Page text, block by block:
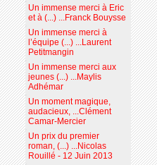
Un immense merci à Eric
et à (...) ...Franck Bouysse
Un immense merci à
l’équipe (...) ...Laurent
Petitmangin
Un immense merci aux
jeunes (...) ...Maylis
Adhémar
Un moment magique,
audacieux, ...Clément
Camar-Mercier
Un prix du premier
roman, (...) ...Nicolas
Rouillé - 12 Juin 2013